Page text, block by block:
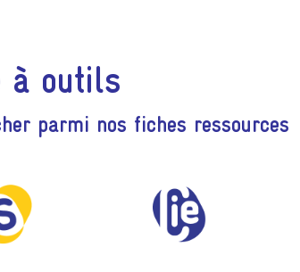
à outils
parmi nos fiches ressources